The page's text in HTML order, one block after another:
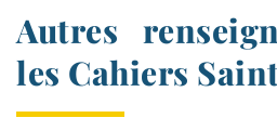
Autres
les Cahiers